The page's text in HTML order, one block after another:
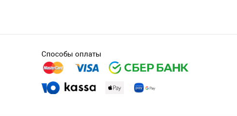
Способы оплаты